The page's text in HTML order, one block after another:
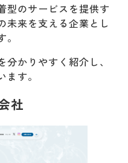
型のサービスを提供す
未来を支える企業とし
かりやすく紹介し、
す。
社